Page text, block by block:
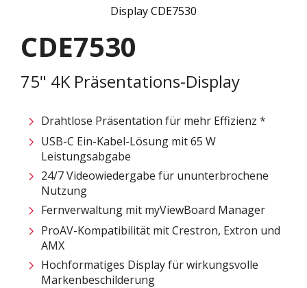
CDE7530
75" 4K Präsentations-Display
Drahtlose Präsentation für mehr Effizienz *​
USB-C Ein-Kabel-Lösung mit 65 W
Leistungsabgabe​
24/7 Videowiedergabe für ununterbrochene
Nutzung
Fernverwaltung mit myViewBoard Manager ​
ProAV-Kompatibilität mit Crestron, Extron und
AMX​
Hochformatiges Display für wirkungsvolle
Markenbeschilderung